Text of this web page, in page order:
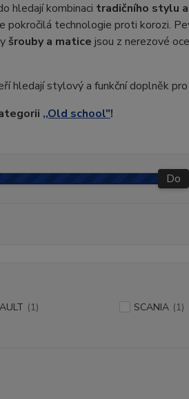
hledají kombinaci tradičního stylu
pokročilá technologie proti korozi.
šrouby a matice jsou z nerezové
hledají stylový a funkční doplněk
,,Old school"!
Do
(1) SCANIA (1)